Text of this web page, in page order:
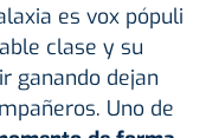
es vox pópuli
clase y su
ganando dejan
Uno de